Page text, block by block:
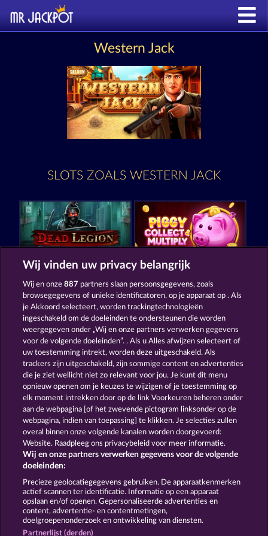
Western Jack
SLOTS ZOALS WESTERN JACK
Dead Legion Piggy Collect Multiply
The Griffin Old Fisherman
Algemene voorwaarden
Privacy- en cookieverklaring Colofon
Bedrijf FAQ
Terugbetalingsverzoek indienen
Wij vinden uw privacy belangrijk
Wij en onze887 partners slaan persoonsgegevens, zoals
browsegegevens of unieke identificatoren, op je apparaat op . Als
je Akkoord selecteert, worden trackingtechnologieën
ingeschakeld om de doeleinden te ondersteunen die worden
weergegeven onder „Wij en onze partners verwerken gegevens
voor de volgende doeleinden”. . Als u Alles afwijzen selecteert of
uw toestemming intrekt, worden deze uitgeschakeld. Als
trackers zijn uitgeschakeld, zijn sommige content en advertenties
die je ziet wellicht niet zo relevant voor jou. Je kunt dit menu
opnieuw openen om je keuzes te wijzigen of je toestemming op
elk moment intrekken door op de link Voorkeuren beheren onder
aan de webpagina [of het zwevende pictogram linksonder op de
webpagina, indien van toepassing] te klikken. Je selecties zullen
overal binnen onze volgende kanalen worden doorgevoerd:
Website. Raadpleeg ons privacybeleid voor meer informatie.
Wij en onze partners verwerken gegevens voor de volgende
doeleinden:
Precieze geolocatiegegevens gebruiken. De apparaatkenmerken
actief scannen ter identificatie. Informatie op een apparaat
opslaan en/of openen. Gepersonaliseerde advertenties en
content, advertentie- en contentmetingen,
doelgroepenonderzoek en ontwikkeling van diensten.
Partnerlijst (derden)